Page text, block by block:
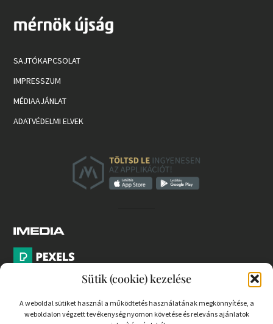
Sütik (cookie) kezelése
A weboldal sütiket használ a működtetés használatának megkönnyítése, a
weboldalon végzett tevékenység nyomon követése és releváns ajánlatok
SAJTÓKAPCSOLAT
IMPRESSZUM
MÉDIAAJÁNLAT
ADATVÉDELMI ELVEK